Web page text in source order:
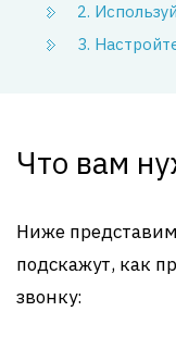
2.
3.
Что вам
Ниже
подскажут, как
звонку: